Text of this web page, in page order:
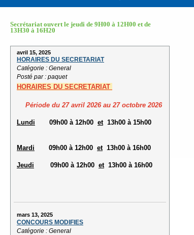
Secrétariat ouvert le jeudi de 9H00 à 12H00 et de
13H30 à 16H20
avril 15, 2025
HORAIRES DU SECRETARIAT
Catégorie : General
Posté par : paquet
HORAIRES DU SECRETARIAT
Période du 27 avril 2026 au 27 octobre 2026
Lundi 09h00 à 12h00 et13h00 à 15h00
Mardi 09h00 à 12h00 et13h00 à 16h00
Jeudi 09h00 à 12h00 et13h00 à 16h00
mars 13, 2025
CONCOURS MODIFIES
Catégorie : General